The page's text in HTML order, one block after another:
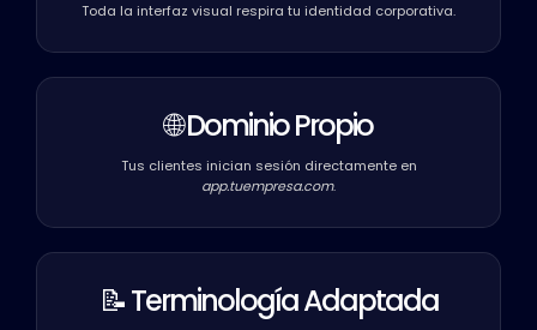
Toda la interfaz visual respira tu identidad corporativa.
🌐Dominio Propio
Tus clientes inician sesión directamente en
app.tuempresa.com.
📝Terminología Adaptada